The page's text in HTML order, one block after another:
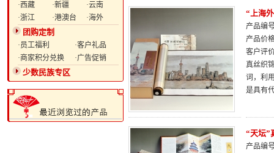
·西藏
·新疆
·云南
·浙江
·港澳台 ·海外
团购定制
·员工福利
·客户礼品
·商家积分兑换
·广告促销
少数民族专区
“上海
产品编
产品价
客户评
真丝织
词，利
是具有
“天坛”
产品编